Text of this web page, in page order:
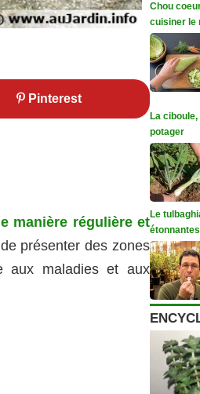
Pinterest
manière régulière et
présenter des zones
aux maladies et aux
Chou
cuisiner le
La
potager
Le